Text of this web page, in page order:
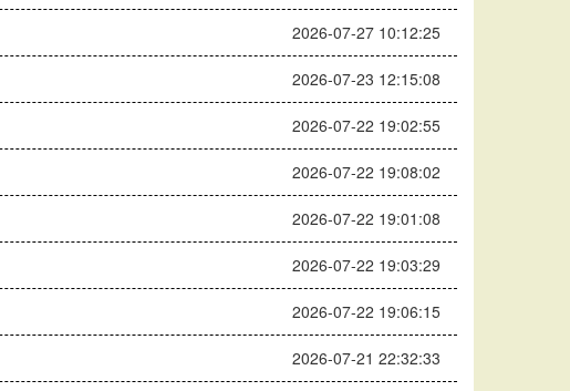
2026-07-27 10:12:25
2026-07-23 12:15:08
2026-07-22 19:02:55
2026-07-22 19:08:02
2026-07-22 19:01:08
2026-07-22 19:03:29
2026-07-22 19:06:15
2026-07-21 22:32:33